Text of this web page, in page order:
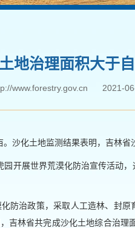
地治理面积大于
www.forestry.gov.cn 2021-
。沙化土地监测结果表明，吉林
园开展世界荒漠化防治宣传活动
防治政策，采取人工造林、封
吉林省共完成沙化土地综合治理